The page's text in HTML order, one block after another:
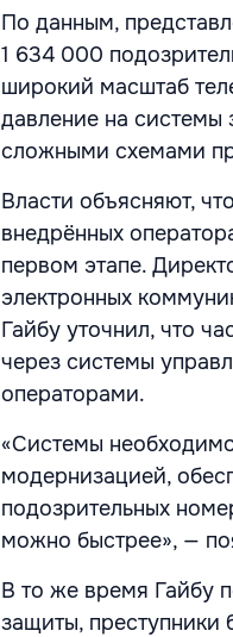
По данным,
1 634 000
широкий масштаб
давление на системы
сложными схемами
Власти объясняют,
внедрённых
первом этапе.
электронных
Гайбу уточнил, что
через системы
операторами.
«Системы
модернизацией,
подозрительных
можно быстрее», —
В то же время Гайбу
защиты, преступники